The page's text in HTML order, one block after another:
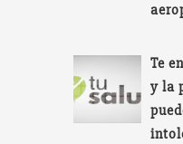
Te
y la